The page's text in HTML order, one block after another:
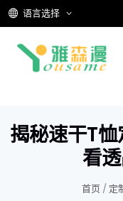
语言选择
揭秘速干T
看
首页 / 定